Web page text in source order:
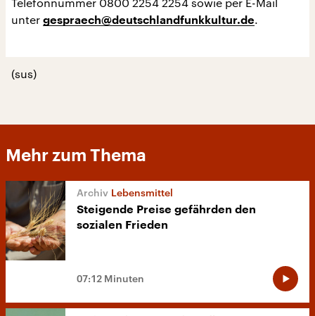
unter gespraech@deutschlandfunkkultur.de.
(sus)
Mehr zum Thema
Lebensmittel
Steigende Preise gefährden den
sozialen Frieden
07:12 Minuten